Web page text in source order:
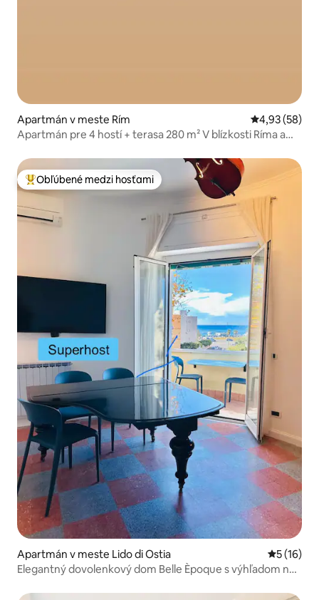
Apartmán v meste Rím Priemerné
4,93 (58)
Apartmán pre 4 hostí + terasa 280 m² V blízkosti Ríma a
Najobľúbenejšie medzi hosťami
Obľúbené medzi hosťami
Apartmán v meste Lido di Ostia
5 (16)
Elegantný dovolenkový dom Belle Èpoque s výhľadom na